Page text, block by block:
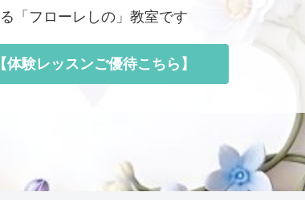
る「フローレしの」教室です
【体験レッスンご優待こちら】